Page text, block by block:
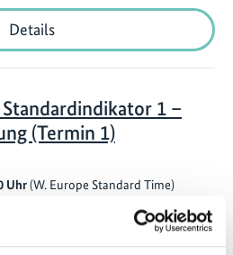
2026
DetailsQ&A
zu
Minderung
(Termin
2)
1 –
(Termin 1)
Uhr(W. Europe Standard Time)